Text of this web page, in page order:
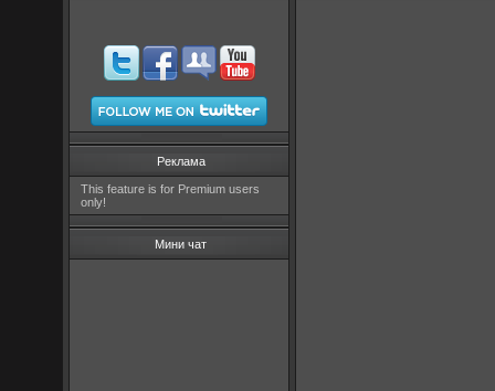
Реклама
This feature is for Premium users
only!
Мини чат